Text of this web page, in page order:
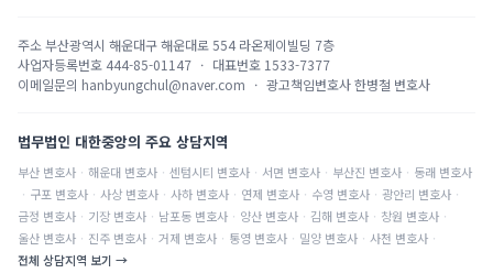
주소부산광역시 해운대구 해운대로 554 라온제이빌딩 7층
사업자등록번호 444-85-01147 · 대표번호 1533-7377
이메일문의 hanbyungchul@naver.com · 광고책임변호사한병철 변호사
법무법인 대한중앙의 주요 상담지역
부산 변호사 · 해운대 변호사 · 센텀시티 변호사 · 서면 변호사 · 부산진 변호사 · 동래 변호사
· 구포 변호사 · 사상 변호사 · 사하 변호사 · 연제 변호사 · 수영 변호사 · 광안리 변호사 ·
금정 변호사 · 기장 변호사 · 남포동 변호사 · 양산 변호사 · 김해 변호사 · 창원 변호사 ·
울산 변호사 · 진주 변호사 · 거제 변호사 · 통영 변호사 · 밀양 변호사 · 사천 변호사 ·
전체 상담지역 보기 →